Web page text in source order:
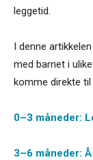
leggetid.
I denne
med barnet i
komme direkte
0–3 måneder:
3–6 måneder: